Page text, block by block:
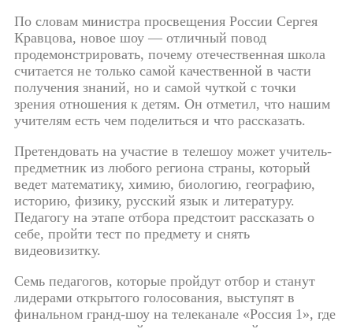
По словам министра просвещения России Сергея
Кравцова, новое шоу — отличный повод
продемонстрировать, почему отечественная школа
считается не только самой качественной в части
получения знаний, но и самой чуткой с точки
зрения отношения к детям. Он отметил, что нашим
учителям есть чем поделиться и что рассказать.
Претендовать на участие в телешоу может учитель-
предметник из любого региона страны, который
ведет математику, химию, биологию, географию,
историю, физику, русский язык и литературу.
Педагогу на этапе отбора предстоит рассказать о
себе, пройти тест по предмету и снять
видеовизитку.
Семь педагогов, которые пройдут отбор и станут
лидерами открытого голосования, выступят в
финальном гранд-шоу на телеканале «Россия 1», где